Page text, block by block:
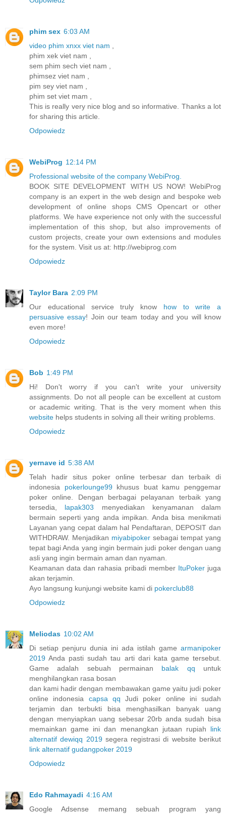
phim sex 6:03 AM
video phim xnxx viet nam
phim xek viet nam ,
sem phim sech viet nam ,
phimsez viet nam ,
pim sey viet nam ,
phim set viet mam ,
This is really very nice blog and so informative. Thanks a lot
for sharing this article.
Odpowiedz
WebiProg 12:14 PM
Professional website of the company WebiProg.
BOOK SITE DEVELOPMENT WITH US NOW! WebiProg
company is an expert in the web design and bespoke web
development of online shops CMS Opencart or other
platforms. We have experience not only with the successful
implementation of this shop, but also improvements of
custom projects, create your own extensions and modules
for the system. Visit us at: http://webiprog.com
Odpowiedz
Taylor Bara 2:09 PM
Our educational service truly know how to write a
persuasive essay! Join our team today and you will know
even more!
Odpowiedz
Bob 1:49 PM
Hi! Don't worry if you can't write your university
assignments. Do not all people can be excellent at custom
or academic writing. That is the very moment when this
website helps students in solving all their writing problems.
Odpowiedz
yernave id 5:38 AM
Telah hadir situs poker online terbesar dan terbaik di
indonesia pokerlounge99khusus buat kamu penggemar
poker online. Dengan berbagai pelayanan terbaik yang
tersedia, lapak303 menyediakan kenyamanan dalam
bermain seperti yang anda impikan. Anda bisa menikmati
Layanan yang cepat dalam hal Pendaftaran, DEPOSIT dan
WITHDRAW. Menjadikan miyabipoker sebagai tempat yang
tepat bagi Anda yang ingin bermain judi poker dengan uang
asli yang ingin bermain aman dan nyaman.
Keamanan data dan rahasia pribadi member ItuPokerjuga
akan terjamin.
Ayo langsung kunjungi website kami di pokerclub88
Odpowiedz
Meliodas 10:02 AM
Di setiap penjuru dunia ini ada istilah game armanipoker
2019 Anda pasti sudah tau arti dari kata game tersebut.
Game adalah sebuah permainan balak qq untuk
menghilangkan rasa bosan
dan kami hadir dengan membawakan game yaitu judi poker
online indonesia capsa qq Judi poker online ini sudah
terjamin dan terbukti bisa menghasilkan banyak uang
dengan menyiapkan uang sebesar 20rb anda sudah bisa
memainkan game ini dan menangkan jutaan rupiah link
alternatif dewiqq 2019segera registrasi di website berikut
link alternatif gudangpoker 2019
Odpowiedz
Edo Rahmayadi 4:16 AM
Google Adsense memang sebuah program yang